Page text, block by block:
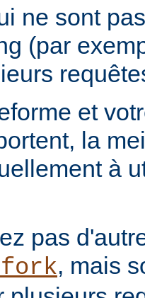
ne sont
(par
et
la
à
pas
, mais